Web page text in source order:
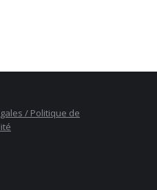
/ Politique de